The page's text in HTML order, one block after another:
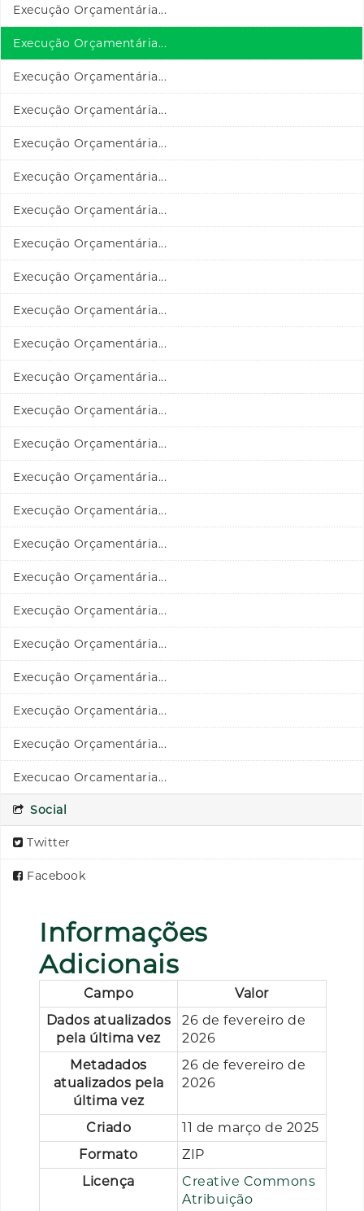
Execução Orçamentária...
Execução Orçamentária...
Execução Orçamentária...
Execução Orçamentária...
Execução Orçamentária...
Execução Orçamentária...
Execução Orçamentária...
Execução Orçamentária...
Execução Orçamentária...
Execução Orçamentária...
Execução Orçamentária...
Execução Orçamentária...
Execução Orçamentária...
Execução Orçamentária...
Execução Orçamentária...
Execução Orçamentária...
Execução Orçamentária...
Execução Orçamentária...
Execução Orçamentária...
Execução Orçamentária...
Execução Orçamentária...
Execução Orçamentária...
Execução Orçamentária...
Execucao Orcamentaria...
Social
Twitter
Facebook
Informações
Adicionais
Campo
Valor
Dados atualizados
pela última vez
26 de fevereiro de
2026
Metadados
atualizados pela
última vez
26 de fevereiro de
2026
Criado
11 de março de 2025
Formato
ZIP
Licença
Creative Commons
Atribuição